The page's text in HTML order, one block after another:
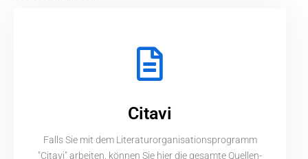
Citavi
Falls Sie mit dem Literaturorganisationsprogramm
"Citavi" arbeiten, können Sie hier die gesamte Quellen-